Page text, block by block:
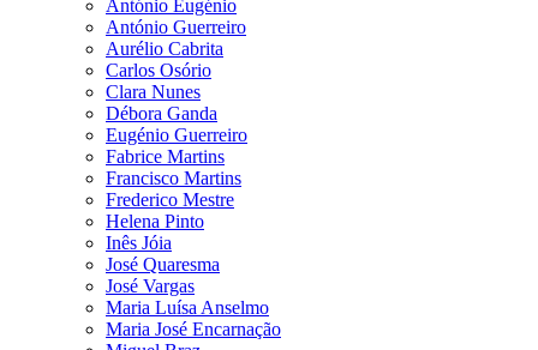
António Eugénio
António Guerreiro
Aurélio Cabrita
Carlos Osório
Clara Nunes
Débora Ganda
Eugénio Guerreiro
Fabrice Martins
Francisco Martins
Frederico Mestre
Helena Pinto
Inês Jóia
José Quaresma
José Vargas
Maria Luísa Anselmo
Maria José Encarnação